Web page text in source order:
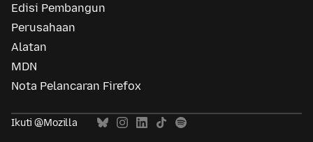
Edisi Pembangun
Perusahaan
Alatan
MDN
Nota Pelancaran Firefox
Ikuti @Mozilla